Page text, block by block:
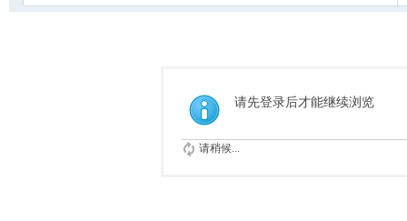
请先登录后才能继续浏览
请稍候...